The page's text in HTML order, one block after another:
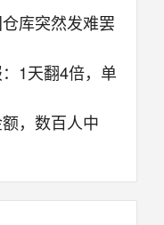
库突然发难罢
1天翻4倍，单
，数百人中